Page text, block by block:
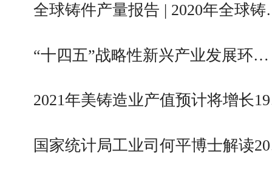
全球铸件产量报告 | 2020年全球
“十四五”战略性新兴产业发展环…
2021年美铸造业产值预计将增长
国家统计局工业司何平博士解读